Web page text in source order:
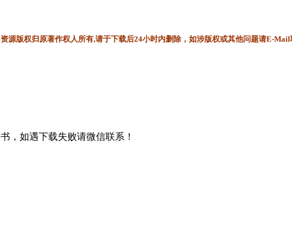
源版权归原著作权人所有,请于下载后24小时内删除，如涉版权或其他问题请E-Mail
，如遇下载失败请微信联系！